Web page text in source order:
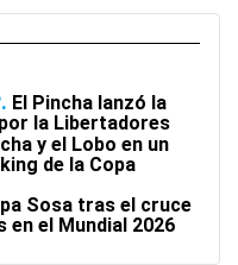
El Pincha lanzó la
la Libertadores
y el Lobo en un
de la Copa
Sosa tras el cruce
el Mundial 2026